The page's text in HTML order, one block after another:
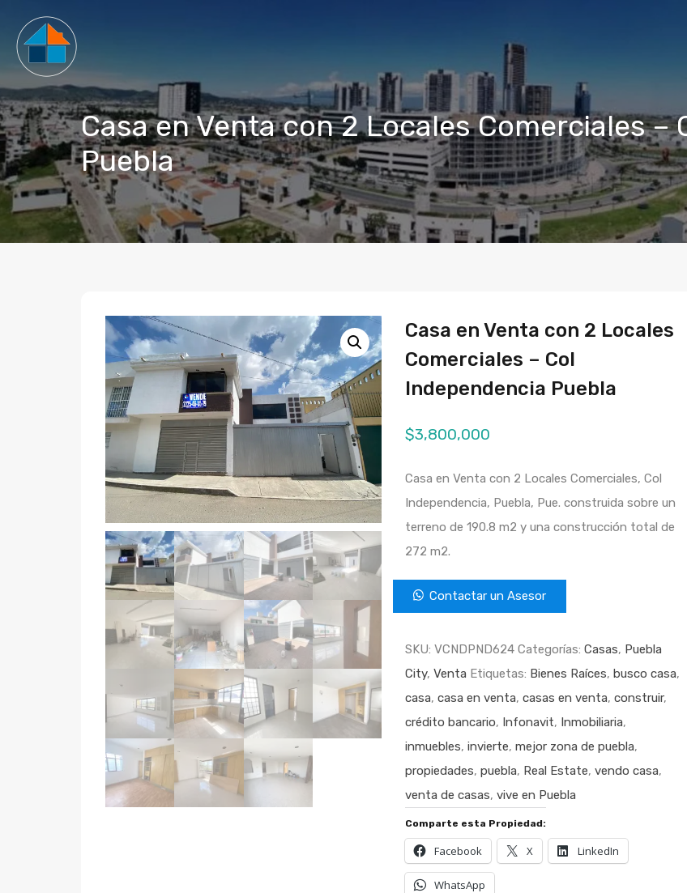
Casa en Venta con 2 Locales Comerciales –
Puebla
Casa en Venta con 2 Locales
Comerciales – Col
Independencia Puebla
$3,800,000
Casa en Venta con 2 Locales Comerciales, Col
Independencia, Puebla, Pue. construida sobre un
terreno de 190.8 m2 y una construcción total de
272 m2.
Contactar un Asesor
SKU: VCNDPND624 Categorías: Casas, Puebla
City, Venta Etiquetas: Bienes Raíces, busco casa,
casa, casa en venta, casas en venta, construir,
crédito bancario, Infonavit, Inmobiliaria,
inmuebles, invierte, mejor zona de puebla,
propiedades, puebla, Real Estate, vendo casa,
venta de casas, vive en Puebla
Comparte esta Propiedad:
Facebook X LinkedIn
WhatsApp